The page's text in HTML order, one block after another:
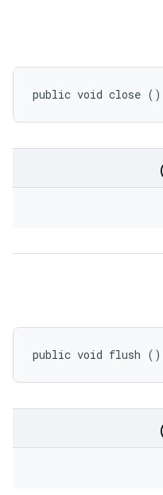
public void close ()
public void flush ()